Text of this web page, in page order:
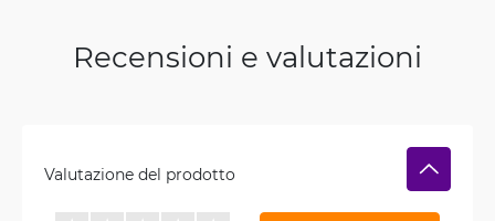
Recensioni e valutazioni
Valutazione del prodotto